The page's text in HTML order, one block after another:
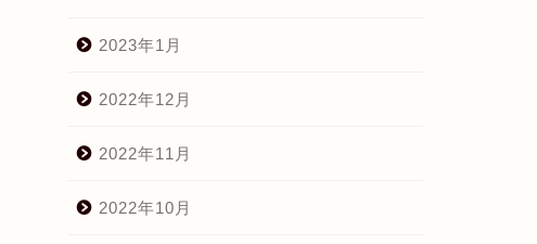
2023年1月
2022年12月
2022年11月
2022年10月